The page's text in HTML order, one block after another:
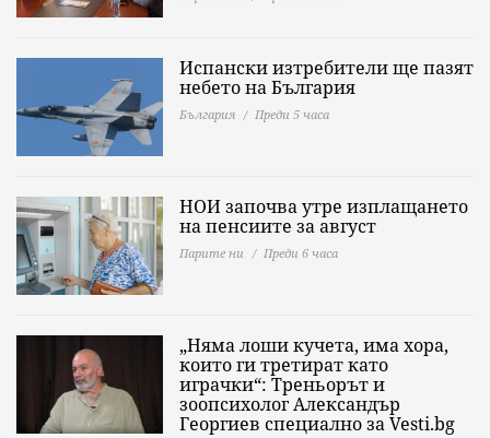
Испански изтребители ще пазят
небето на България
България Преди 5 часа
НОИ започва утре изплащането
на пенсиите за август
Парите ни Преди 6 часа
„Няма лоши кучета, има хора,
които ги третират като
играчки“: Треньорът и
зоопсихолог Александър
Георгиев специално за Vesti.bg